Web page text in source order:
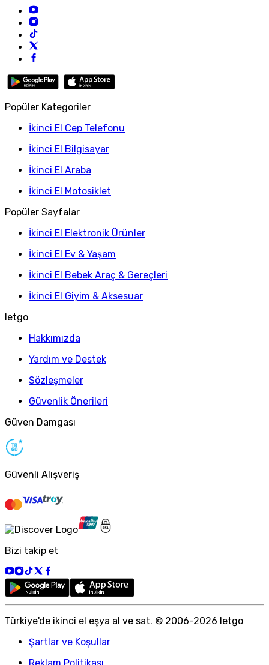
Popüler Kategoriler
İkinci El Cep Telefonu
İkinci El Bilgisayar
İkinci El Araba
İkinci El Motosiklet
Popüler Sayfalar
İkinci El Elektronik Ürünler
İkinci El Ev & Yaşam
İkinci El Bebek Araç & Gereçleri
İkinci El Giyim & Aksesuar
letgo
Hakkımızda
Yardım ve Destek
Sözleşmeler
Güvenlik Önerileri
Güven Damgası
Güvenli Alışveriş
Bizi takip et
Türkiye'de ikinci el eşya al ve sat. © 2006-2026 letgo
Şartlar ve Koşullar